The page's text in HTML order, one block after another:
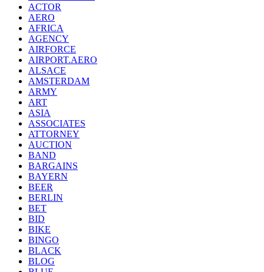
ACTOR
AERO
AFRICA
AGENCY
AIRFORCE
AIRPORT.AERO
ALSACE
AMSTERDAM
ARMY
ART
ASIA
ASSOCIATES
ATTORNEY
AUCTION
BAND
BARGAINS
BAYERN
BEER
BERLIN
BET
BID
BIKE
BINGO
BLACK
BLOG